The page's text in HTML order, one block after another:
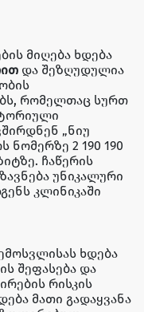
მიღება ხდება
და შეზღუდულია
რომელთაც სურთ
„ნიუ
2 190 190
ჩაწერის
უნიკალური
კლინიკაში
ხდება
შეფასება და
რისკის
მათი გადაყვანა